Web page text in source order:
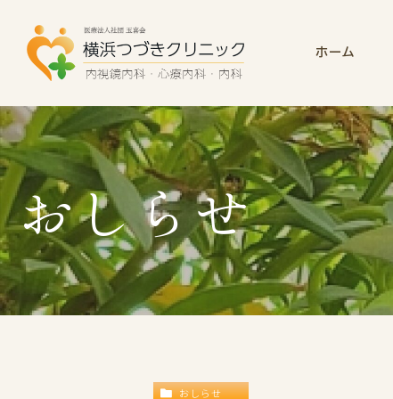
ホーム
おしらせ
おしらせ